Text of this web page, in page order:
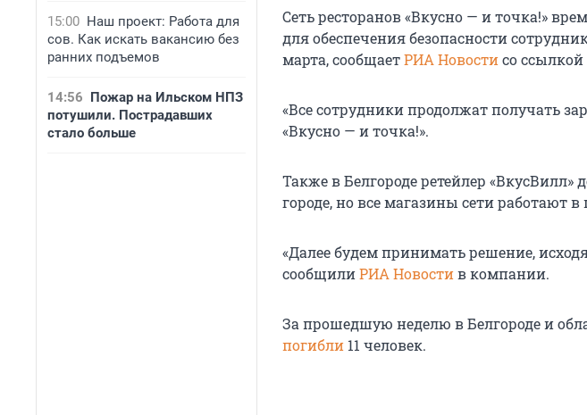
15:00 Наш проект: Работа для
сов. Как искать вакансию без
ранних подъемов
14:56 Пожар на Ильском НПЗ
потушили. Пострадавших
стало больше
Сеть ресторанов «Вкусно — и точка!»
для обеспечения безопасности
марта, сообщаетРИА Новостисо
«Все сотрудники продолжат получать
«Вкусно — и точка!».
Также в Белгороде ретейлер «ВкусВилл»
городе, но все магазины сети работают
«Далее будем принимать решение,
сообщилиРИА Новостив компании.
За прошедшую неделю в Белгороде и
погибли 11 человек.